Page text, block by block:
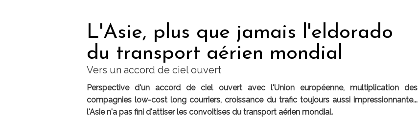
L'Asie, plus que jamais l'eldorado
du transport aérien mondial
Vers un accord de ciel ouvert
Perspective d'un accord de ciel ouvert avec l'Union européenne, multiplication des
compagnies low-cost long courriers, croissance du trafic toujours aussi impressionnante...
l'Asie n'a pas fini d'attiser les convoitises du transport aérien mondial.